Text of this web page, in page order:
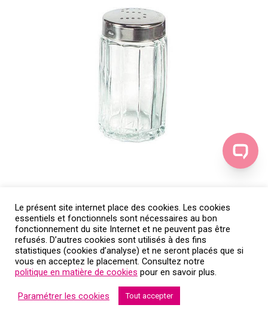
Petite salière en location (matière verre et couvercle inox)
Le présent site internet place des cookies. Les cookies
essentiels et fonctionnels sont nécessaires au bon
fonctionnement du site Internet et ne peuvent pas être
refusés. D’autres cookies sont utilisés à des fins
statistiques (cookies d’analyse) et ne seront placés que si
vous en acceptez le placement. Consultez notre
politique en matière de cookies pour en savoir plus.
Paramétrer les cookies Tout accepter